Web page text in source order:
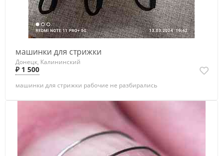
машинки для стрижки
Донецк, Калининский
₽ 1 500
машинки для стрижки рабочие не разбирались